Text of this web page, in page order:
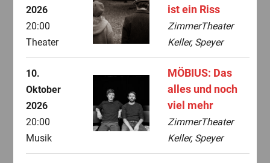
2026
20:00
Theater
ist ein Riss
ZimmerTheater
Keller, Speyer
10.
Oktober
2026
20:00
Musik
MÖBIUS: Das
alles und noch
viel mehr
ZimmerTheater
Keller, Speyer